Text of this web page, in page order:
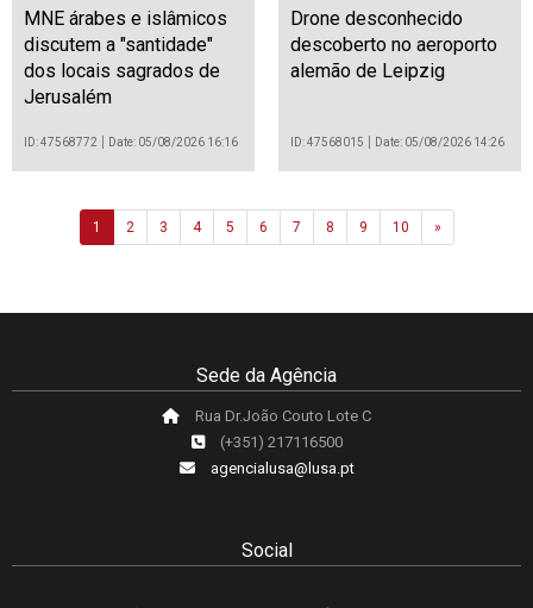
MNE árabes e islâmicos
discutem a "santidade"
dos locais sagrados de
Jerusalém
ID: 47568772 Date: 05/08/2026 16:16
Drone desconhecido
descoberto no aeroporto
alemão de Leipzig
ID: 47568015 Date: 05/08/2026 14:26
1 2 3 4 5 6 7 8 9 10 »Next
Sede da Agência
Rua Dr.João Couto Lote C
(+351) 217116500
agencialusa@lusa.pt
Social